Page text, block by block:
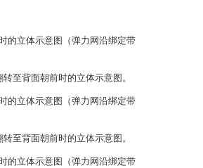
的立体示意图（弹力网沿绑定带
至背面朝前时的立体示意图。
的立体示意图（弹力网沿绑定带
至背面朝前时的立体示意图。
的立体示意图（弹力网沿绑定带